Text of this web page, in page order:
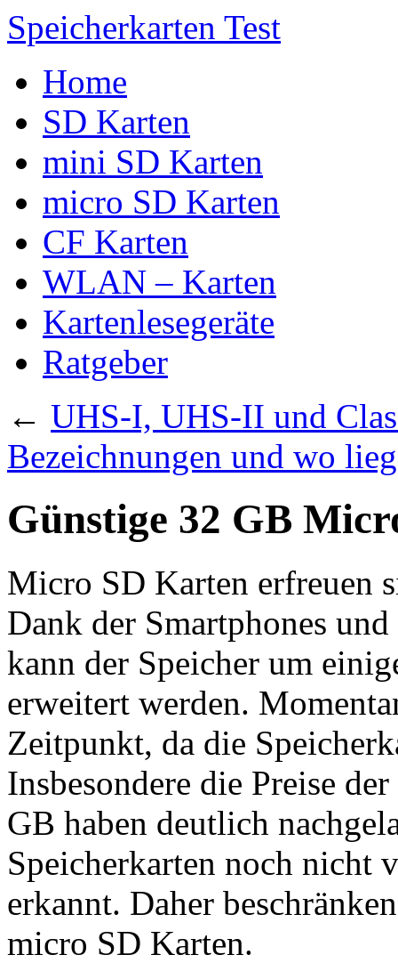
Speicherkarten Test
Home
SD Karten
mini SD Karten
micro SD Karten
CF Karten
WLAN – Karten
Kartenlesegeräte
Ratgeber
← UHS-I, UHS-II und
Bezeichnungen und wo
Günstige 32 GB
Micro SD Karten erfreuen
Dank der Smartphones
kann der Speicher um
erweitert werden.
Zeitpunkt, da die
Insbesondere die Preise
GB haben deutlich
Speicherkarten noch nicht
erkannt. Daher
micro SD Karten.